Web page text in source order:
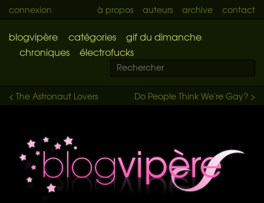
connexion à propos auteurs archive contact
blogvipère catégories
gif du dimanche
chroniques
électrofucks
Do People Think We're Gay? >
< The Astronaut Lovers